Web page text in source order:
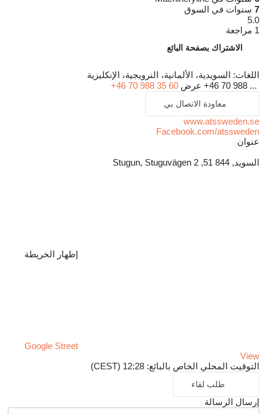
7 سنوات في السوق
5.0
1 مراجعة
الاشتراك بصفحة البائع
اللغات: السويدية، الألمانية، النرويجية، الإنكليزية
+46 70 988 ... عرض +46 70 988 35 60
معاودة الاتصال بي
www.atssweden.se
Facebook.com/atssweden
عنوان
السويد, 844 51, Stugun, Stuguvägen 2
إظهار الخريطة
Google Street
View
التوقيت المحلي الخاص بالبائع: 12:28 (CEST)
طلب لقاء
إرسال الرسالة